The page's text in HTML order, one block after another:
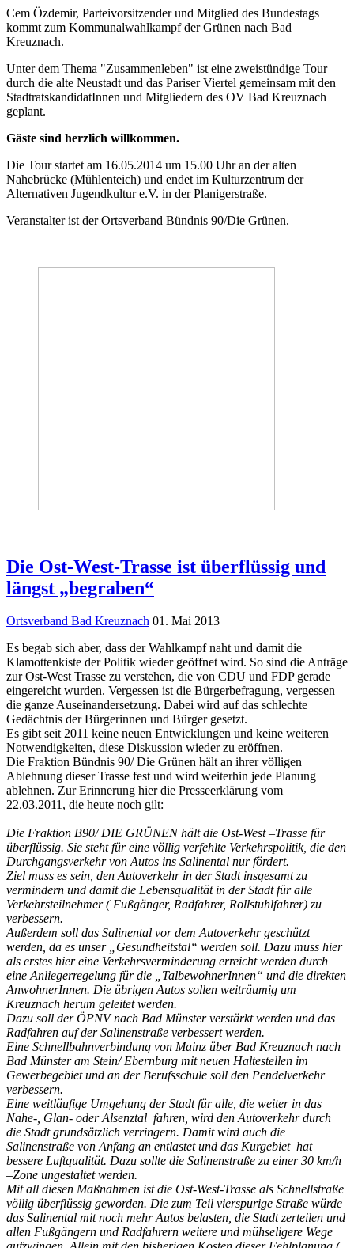
Cem Özdemir, Parteivorsitzender und Mitglied des Bundestags
kommt zum Kommunalwahlkampf der Grünen nach Bad
Kreuznach.
Unter dem Thema "Zusammenleben" ist eine zweistündige Tour
durch die alte Neustadt und das Pariser Viertel gemeinsam mit den
StadtratskandidatInnen und Mitgliedern des OV Bad Kreuznach
geplant.
Gäste sind herzlich willkommen.
Die Tour startet am 16.05.2014 um 15.00 Uhr an der alten
Nahebrücke (Mühlenteich) und endet im Kulturzentrum der
Alternativen Jugendkultur e.V. in der Planigerstraße.
Veranstalter ist der Ortsverband Bündnis 90/Die Grünen.
Die Ost-West-Trasse ist überflüssig und
längst „begraben“
Ortsverband Bad Kreuznach 01. Mai 2013
Es begab sich aber, dass der Wahlkampf naht und damit die
Klamottenkiste der Politik wieder geöffnet wird. So sind die Anträge
zur Ost-West Trasse zu verstehen, die von CDU und FDP gerade
eingereicht wurden. Vergessen ist die Bürgerbefragung, vergessen
die ganze Auseinandersetzung. Dabei wird auf das schlechte
Gedächtnis der Bürgerinnen und Bürger gesetzt.
Es gibt seit 2011 keine neuen Entwicklungen und keine weiteren
Notwendigkeiten, diese Diskussion wieder zu eröffnen.
Die Fraktion Bündnis 90/ Die Grünen hält an ihrer völligen
Ablehnung dieser Trasse fest und wird weiterhin jede Planung
ablehnen. Zur Erinnerung hier die Presseerklärung vom
22.03.2011, die heute noch gilt:
Die Fraktion B90/ DIE GRÜNEN hält die Ost-West –Trasse für
überflüssig. Sie steht für eine völlig verfehlte Verkehrspolitik, die den
Durchgangsverkehr von Autos ins Salinental nur fördert.
Ziel muss es sein, den Autoverkehr in der Stadt insgesamt zu
vermindern und damit die Lebensqualität in der Stadt für alle
Verkehrsteilnehmer ( Fußgänger, Radfahrer, Rollstuhlfahrer) zu
verbessern.
Außerdem soll das Salinental vor dem Autoverkehr geschützt
werden, da es unser „Gesundheitstal“ werden soll. Dazu muss hier
als erstes hier eine Verkehrsverminderung erreicht werden durch
eine Anliegerregelung für die „TalbewohnerInnen“ und die direkten
AnwohnerInnen. Die übrigen Autos sollen weiträumig um
Kreuznach herum geleitet werden.
Dazu soll der ÖPNV nach Bad Münster verstärkt werden und das
Radfahren auf der Salinenstraße verbessert werden.
Eine Schnellbahnverbindung von Mainz über Bad Kreuznach nach
Bad Münster am Stein/ Ebernburg mit neuen Haltestellen im
Gewerbegebiet und an der Berufsschule soll den Pendelverkehr
verbessern.
Eine weitläufige Umgehung der Stadt für alle, die weiter in das
Nahe-, Glan- oder Alsenztal fahren, wird den Autoverkehr durch
die Stadt grundsätzlich verringern. Damit wird auch die
Salinenstraße von Anfang an entlastet und das Kurgebiet hat
bessere Luftqualität. Dazu sollte die Salinenstraße zu einer 30 km/h
–Zone ungestaltet werden.
Mit all diesen Maßnahmen ist die Ost-West-Trasse als Schnellstraße
völlig überflüssig geworden. Die zum Teil vierspurige Straße würde
das Salinental mit noch mehr Autos belasten, die Stadt zerteilen und
allen Fußgängern und Radfahrern weitere und mühseligere Wege